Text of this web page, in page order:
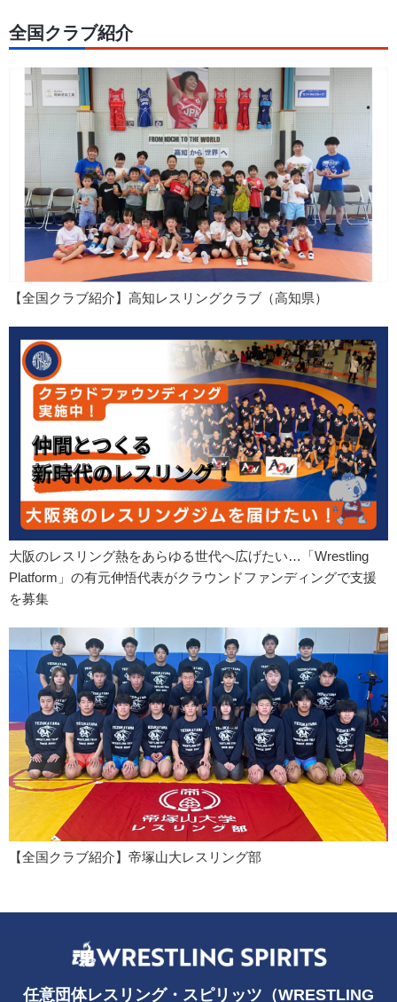
全国クラブ紹介
【全国クラブ紹介】高知レスリングクラブ（高知県）
大阪のレスリング熱をあらゆる世代へ広げたい…「Wrestling
Platform」の有元伸悟代表がクラウンドファンディングで支援
を募集
【全国クラブ紹介】帝塚山大レスリング部
任意団体レスリング・スピリッツ（WRESTLING